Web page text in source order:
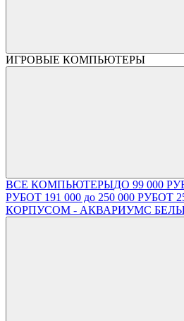
ИГРОВЫЕ КОМПЬЮТЕРЫ
ВСЕ КОМПЬЮТЕРЫДО 99 000
РУБОТ 191 000 до 250 000 РУБОТ
КОРПУСОМ - АКВАРИУМС